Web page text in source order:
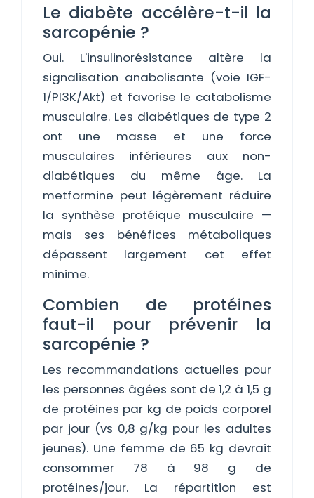
Le diabète accélère-t-il la
sarcopénie ?
Oui. L'insulinorésistance altère la
signalisation anabolisante (voie IGF-
1/PI3K/Akt) et favorise le catabolisme
musculaire. Les diabétiques de type 2
ont une masse et une force
musculaires inférieures aux non-
diabétiques du même âge. La
metformine peut légèrement réduire
la synthèse protéique musculaire —
mais ses bénéfices métaboliques
dépassent largement cet effet
minime.
Combien de protéines
faut-il pour prévenir la
sarcopénie ?
Les recommandations actuelles pour
les personnes âgées sont de 1,2 à 1,5 g
de protéines par kg de poids corporel
par jour (vs 0,8 g/kg pour les adultes
jeunes). Une femme de 65 kg devrait
consommer 78 à 98 g de
protéines/jour. La répartition est